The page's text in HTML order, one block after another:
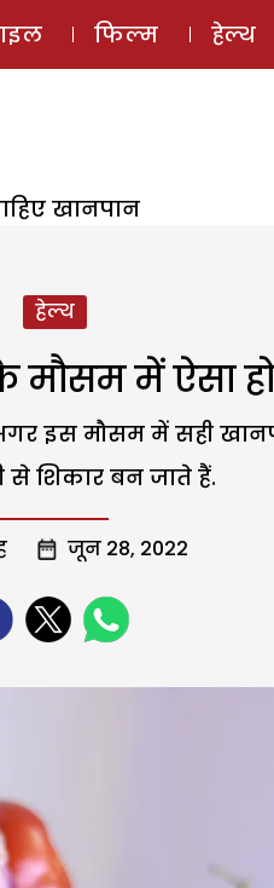
ई-मैगज़ीन
फिल्म हेल्थ
खानपान
हेल्थ
में ऐसा
इस मौसम में सही
शिकार बन जाते हैं.
जून 28, 2022